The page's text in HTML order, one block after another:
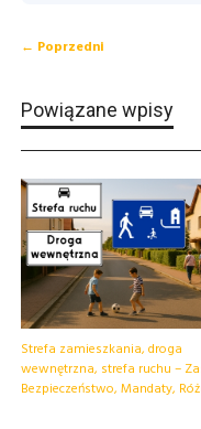
← Poprzedni
Powiązane wpisy
Strefa zamieszkania, droga
wewnętrzna, strefa ruchu –
Bezpieczeństwo, Mandaty,